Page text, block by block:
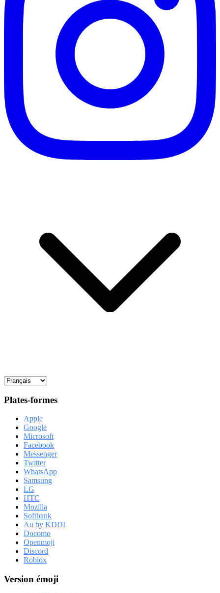
Plates-formes
Apple
Google
Microsoft
Facebook
Messenger
Twitter
WhatsApp
Samsung
LG
HTC
Mozilla
Softbank
Au by KDDI
Docomo
Openmoji
Discord
Roblox
Version émoji